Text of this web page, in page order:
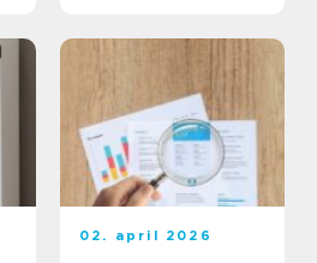
02. april 2026